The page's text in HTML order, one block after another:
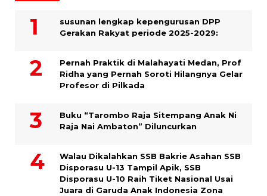
susunan lengkap kepengurusan DPP
Gerakan Rakyat periode 2025-2029:
Pernah Praktik di Malahayati Medan, Prof
Ridha yang Pernah Soroti Hilangnya Gelar
Profesor di Pilkada
Buku “Tarombo Raja Sitempang Anak Ni
Raja Nai Ambaton” Diluncurkan
Walau Dikalahkan SSB Bakrie Asahan SSB
Disporasu U-13 Tampil Apik, SSB
Disporasu U-10 Raih Tiket Nasional Usai
Juara di Garuda Anak Indonesia Zona